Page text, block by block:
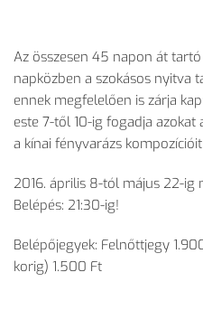
Az összesen 45 napon át
napközben a szokásos nyitva
ennek megfelelően is zárja
este 7-től 10-ig fogadja azokat
a kínai fényvarázs
2016. április 8-tól május 22-ig
Belépés: 21:30-ig!
Belépőjegyek: Felnőttjegy
korig) 1.500 Ft